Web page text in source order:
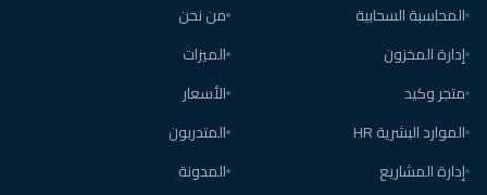
المحاسبة السحابية
إدارة المخزون
متجر وكيد
الموارد البشرية HR
إدارة المشاريع
من نحن
الميزات
الأسعار
المتدربون
المدونة